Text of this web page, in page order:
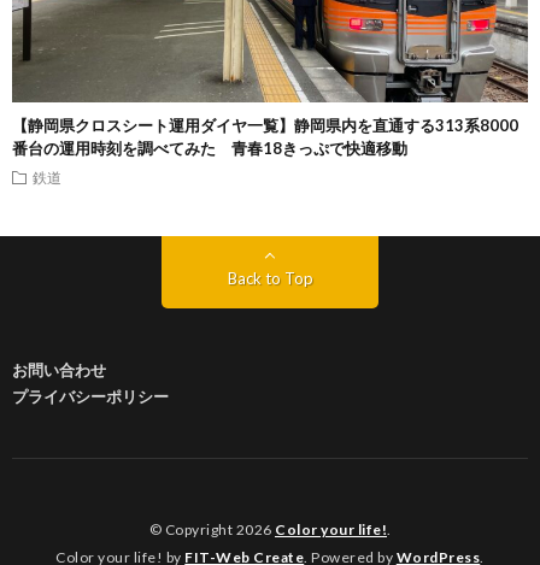
【静岡県クロスシート運用ダイヤ一覧】静岡県内を直通する313系8000
番台の運用時刻を調べてみた 青春18きっぷで快適移動
鉄道
Back to Top
お問い合わせ
プライバシーポリシー
© Copyright 2026 Color your life!.
Color your life! by FIT-Web Create. Powered by WordPress.